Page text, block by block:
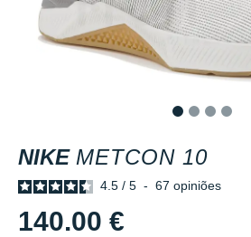
NIKE METCON 10
4.5 / 5 - 67 opiniões
140.00 €